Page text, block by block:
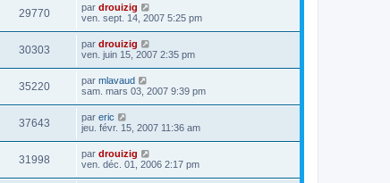
29770 par drouizig
ven. sept. 14, 2007 5:25 pm
30303 par drouizig
ven. juin 15, 2007 2:35 pm
35220 par mlavaud
sam. mars 03, 2007 9:39 pm
37643 par eric
jeu. févr. 15, 2007 11:36 am
31998 par drouizig
ven. déc. 01, 2006 2:17 pm